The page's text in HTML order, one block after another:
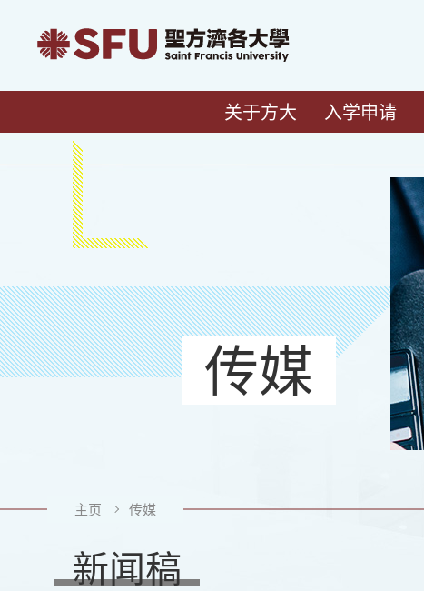
关于方大 入学申请
传媒
主页 传媒
新闻稿